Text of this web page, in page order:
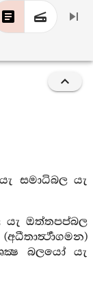
සමාධිබල යැ
යැ ඔත්තපප්බල
බලයෝ යැ